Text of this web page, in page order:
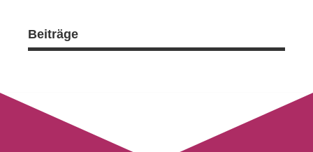
Beiträge